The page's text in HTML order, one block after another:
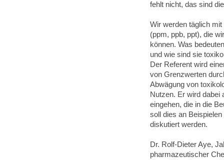
fehlt nicht, das sind
Wir werden täglich
(ppm, ppb, ppt), die
können. Was
und wie sind sie
Der Referent wird
von Grenzwerten
Abwägung von
Nutzen. Er wird dabei
eingehen, die in die
soll dies an
diskutiert werden.
Dr. Rolf-Dieter Aye,
pharmazeutischer